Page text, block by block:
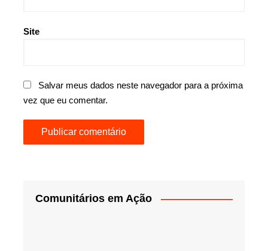
Site
Salvar meus dados neste navegador para a próxima
vez que eu comentar.
Comunitários em Ação